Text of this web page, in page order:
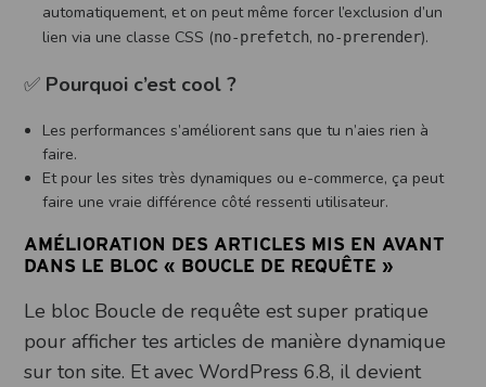
automatiquement, et on peut même forcer l’exclusion d’un
lien via une classe CSS (no-prefetch, no-prerender).
✅ Pourquoi c’est cool ?
Les performances s’améliorent sans que tu n’aies rien à
faire.
Et pour les sites très dynamiques ou e-commerce, ça peut
faire une vraie différence côté ressenti utilisateur.
AMÉLIORATION DES ARTICLES MIS EN AVANT
DANS LE BLOC « BOUCLE DE REQUÊTE »
Le bloc Boucle de requête est super pratique
pour afficher tes articles de manière dynamique
sur ton site. Et avec WordPress 6.8, il devient